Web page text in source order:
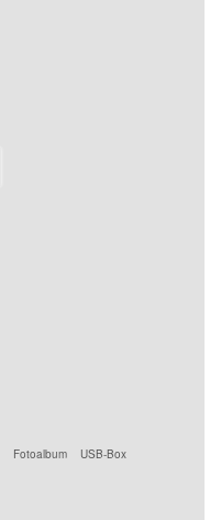
Fotoalbum
USB-Box